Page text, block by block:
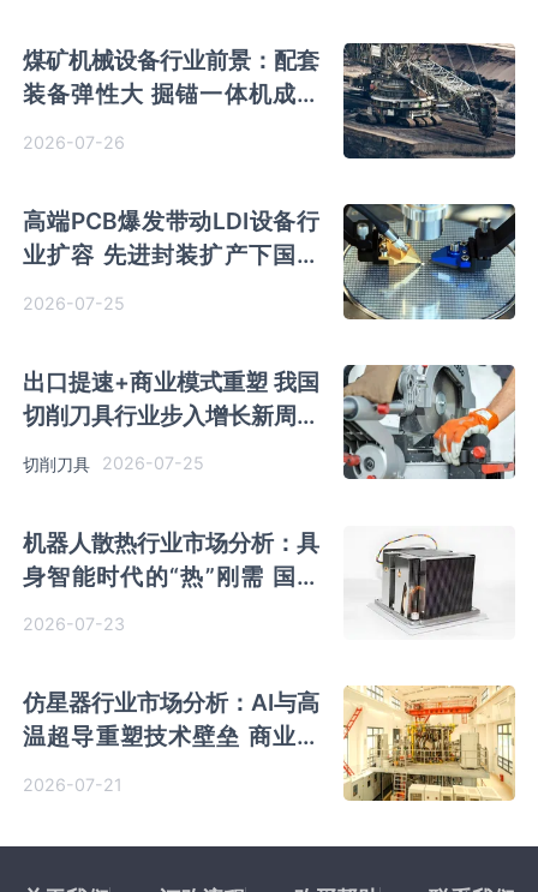
煤矿机械设备行业前景：配套
装备弹性大 掘锚一体机成智
2026-07-26
高端PCB爆发带动LDI设备行
业扩容 先进封装扩产下国产
2026-07-25
出口提速+商业模式重塑 我国
切削刀具行业步入增长新周期
超硬刀具成长潜力突出
切削刀具 2026-07-25
机器人散热行业市场分析：具
身智能时代的“热”刚需 国产
2026-07-23
仿星器行业市场分析：AI与高
温超导重塑技术壁垒 商业化
2026-07-21